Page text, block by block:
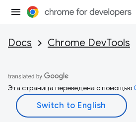
Docs Chrome DevTools
Эта страница переведена с помощью